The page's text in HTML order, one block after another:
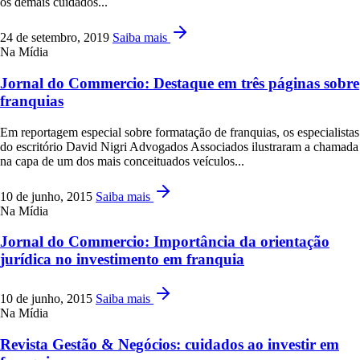
24 de setembro, 2019 Saiba mais
Na Mídia
Jornal do Commercio: Destaque em três páginas sobre
franquias
Em reportagem especial sobre formatação de franquias, os especialistas
do escritório David Nigri Advogados Associados ilustraram a chamada
na capa de um dos mais conceituados veículos...
10 de junho, 2015 Saiba mais
Na Mídia
Jornal do Commercio: Importância da orientação
jurídica no investimento em franquia
10 de junho, 2015 Saiba mais
Na Mídia
Revista Gestão & Negócios: cuidados ao investir em